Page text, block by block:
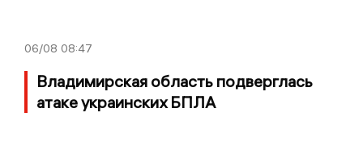
06/08 08:47
Владимирская область подверглась
атаке украинских БПЛА